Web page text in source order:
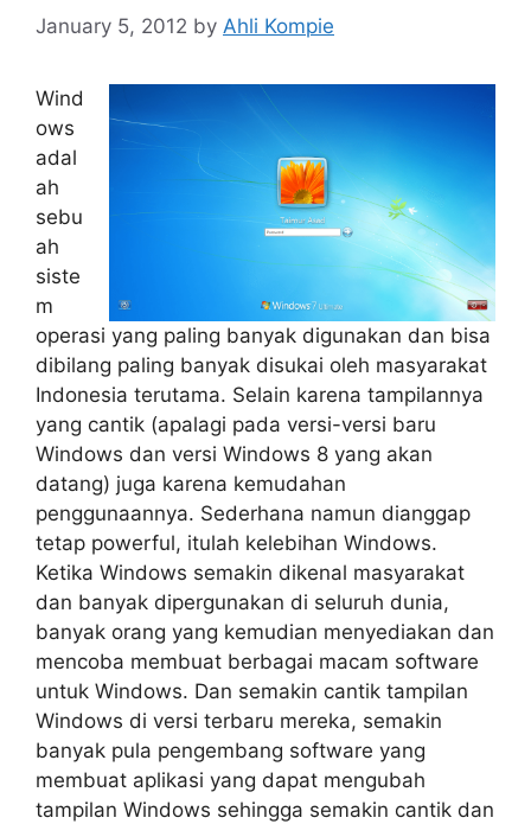
January 5, 2012 by Ahli Kompie
Wind
ows
adal
ah
sebu
ah
siste
m
operasi yang paling banyak digunakan dan bisa
dibilang paling banyak disukai oleh masyarakat
Indonesia terutama. Selain karena tampilannya
yang cantik (apalagi pada versi-versi baru
Windows dan versi Windows 8 yang akan
datang) juga karena kemudahan
penggunaannya. Sederhana namun dianggap
tetap powerful, itulah kelebihan Windows.
Ketika Windows semakin dikenal masyarakat
dan banyak dipergunakan di seluruh dunia,
banyak orang yang kemudian menyediakan dan
mencoba membuat berbagai macam software
untuk Windows. Dan semakin cantik tampilan
Windows di versi terbaru mereka, semakin
banyak pula pengembang software yang
membuat aplikasi yang dapat mengubah
tampilan Windows sehingga semakin cantik dan